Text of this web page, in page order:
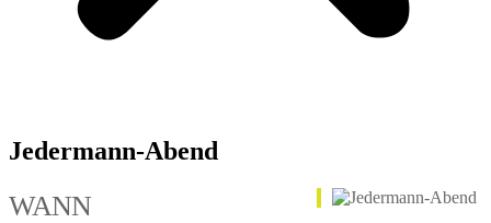
Jedermann-Abend
WANN